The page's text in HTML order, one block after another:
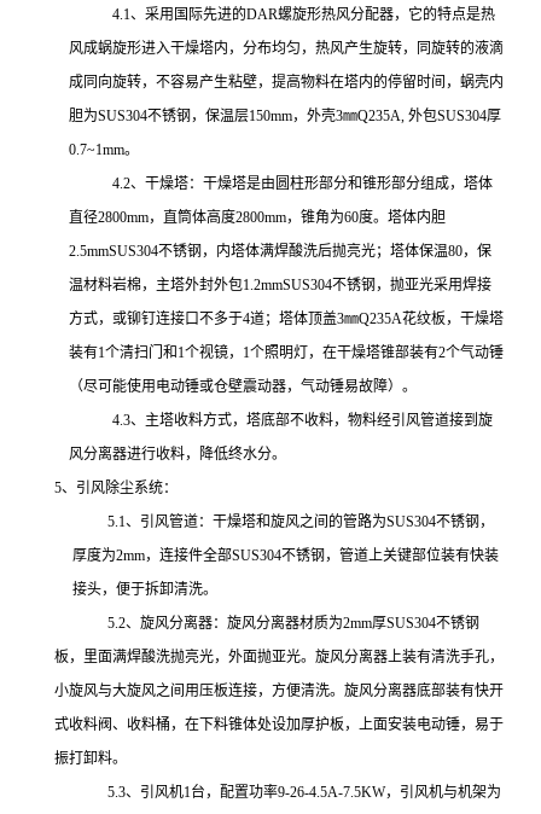
4.1、采用国际先进的DAR螺旋形热风分配器，它的特点是热
风成蜗旋形进入干燥塔内，分布均匀，热风产生旋转，同旋转的液滴
成同向旋转，不容易产生粘壁，提高物料在塔内的停留时间，蜗壳内
胆为SUS304不锈钢，保温层150mm，外壳3㎜Q235A, 外包SUS304厚
0.7~1mm。
4.2、干燥塔：干燥塔是由圆柱形部分和锥形部分组成，塔体
直径2800mm，直筒体高度2800mm，锥角为60度。塔体内胆
2.5mmSUS304不锈钢 ， 内塔体满焊酸洗后抛亮光； 塔体保温80，保
温材料岩棉， 主塔外封外包1.2mmSUS304不锈钢，抛亚光采用焊接
方式，或铆钉连接口不多于4道；塔体顶盖3㎜Q235A花纹板， 干燥塔
装有1个清扫门和 1个视镜， 1个照明灯，在干燥塔锥部装有2个气动锤
（尽可能使用电动锤或仓壁震动器，气动锤易故障）。
4.3、主塔收料方式，塔底部不收料，物料经引风管道接到旋
风分离器进行收料，降低终水分。
5、引风除尘系统：
5.1、引风管道：干燥塔和旋风之间的管路为SUS304不锈钢，
厚度为2mm，连接件全部SUS304不锈钢，管道上关键部位装有快装
接头，便于拆卸清洗。
5.2、旋风分离器：旋风分离器材质为2mm厚SUS304不锈钢
板， 里面满焊酸洗抛亮光，外面抛亚光。旋风分离器上装有清洗手孔，
小旋风与大旋风之间用压板连接，方便清洗。旋风分离器底部装有快开
式收料阀、收料桶，在下料锥体处设加厚护板，上面安装电动锤，易于
振打卸料。
5.3、引风机1台，配置功率9-26-4.5A-7.5KW，引风机与机架为